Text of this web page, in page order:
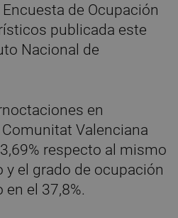
de Ocupación
publicada este
Nacional de
en
Valenciana
respecto al mismo
y el grado de ocupación
el 37,8%.